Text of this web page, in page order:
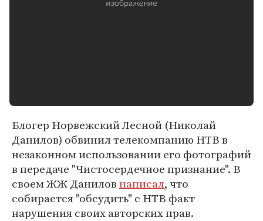
Блогер Норвежский Лесной (Николай
Данилов) обвинил телекомпанию НТВ в
незаконном использовании его фотографий
в передаче "Чистосердечное признание". В
своем ЖЖ Даниловнаписал, что
собирается "обсудить" с НТВ факт
нарушения своих авторских прав.